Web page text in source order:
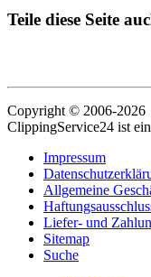
Teile diese Seite
Copyright © 2006-2026
ClippingService24 ist
Impressum
Allgemeine
Liefer- und
Sitemap
Suche